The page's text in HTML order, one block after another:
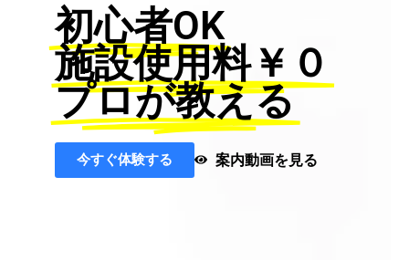
初心者OK
施設使用料￥０
プロが教える
今すぐ体験する 案内動画を見る